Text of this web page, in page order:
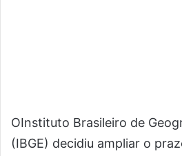
OInstituto Brasileiro de
(IBGE) decidiu ampliar o